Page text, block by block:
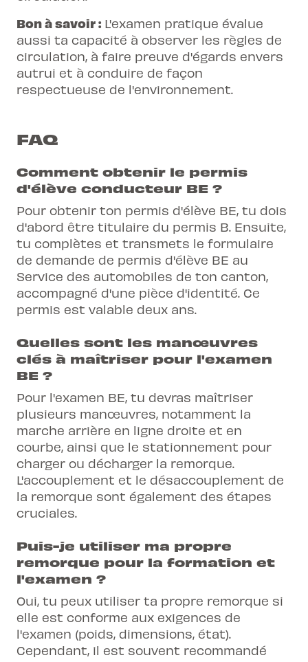
Bon à savoir : L'examen pratique évalue
aussi ta capacité à observer les règles de
circulation, à faire preuve d'égards envers
autrui et à conduire de façon
respectueuse de l'environnement.
FAQ
Comment obtenir le permis
d'élève conducteur BE ?
Pour obtenir ton permis d'élève BE, tu dois
d'abord être titulaire du permis B. Ensuite,
tu complètes et transmets le formulaire
de demande de permis d'élève BE au
Service des automobiles de ton canton,
accompagné d'une pièce d'identité. Ce
permis est valable deux ans.
Quelles sont les manœuvres
clés à maîtriser pour l'examen
BE ?
Pour l'examen BE, tu devras maîtriser
plusieurs manœuvres, notamment la
marche arrière en ligne droite et en
courbe, ainsi que le stationnement pour
charger ou décharger la remorque.
L'accouplement et le désaccouplement de
la remorque sont également des étapes
cruciales.
Puis-je utiliser ma propre
remorque pour la formation et
l'examen ?
Oui, tu peux utiliser ta propre remorque si
elle est conforme aux exigences de
l'examen (poids, dimensions, état).
Cependant, il est souvent recommandé